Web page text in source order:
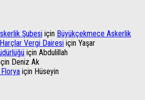
Şubesi için Büyükçekmece Askerlik
Vergi Dairesi için Yaşar
için Abdulillah
Deniz Ak
için Hüseyin